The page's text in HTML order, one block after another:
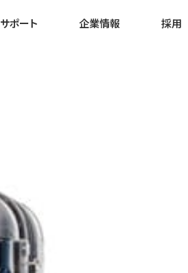
サポート 企業情報 採用